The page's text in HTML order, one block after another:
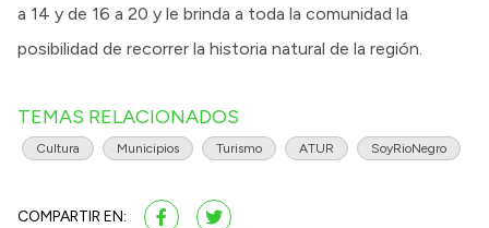
a 14 y de 16 a 20 y le brinda a toda la comunidad la
posibilidad de recorrer la historia natural de la región.
TEMAS RELACIONADOS
Cultura Municipios Turismo ATUR SoyRioNegro
COMPARTIR EN: